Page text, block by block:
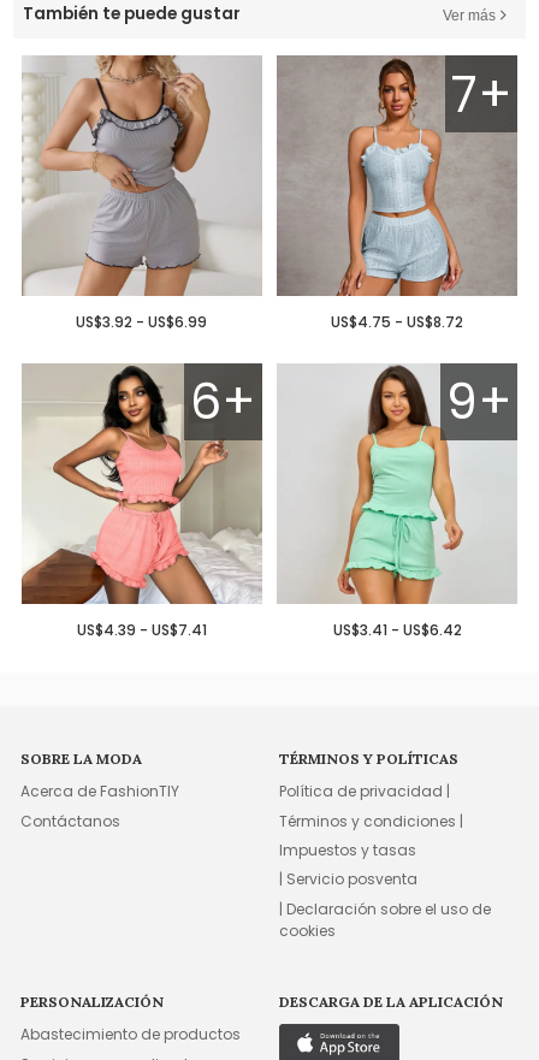
También te puede gustar Ver más
US$3.92 - US$6.99
7+
US$4.75 - US$8.72
6+
US$4.39 - US$7.41
9+
US$3.41 - US$6.42
SOBRE LA MODA
Acerca de FashionTIY
Contáctanos
TÉRMINOS Y POLÍTICAS
Política de privacidad |
Términos y condiciones |
Impuestos y tasas
| Servicio posventa
| Declaración sobre el uso de
cookies
PERSONALIZACIÓN
Abastecimiento de productos
DESCARGA DE LA APLICACIÓN